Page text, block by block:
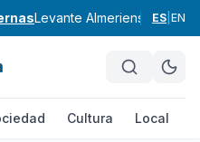
Levante Almeriense ES EN
Cultura Local